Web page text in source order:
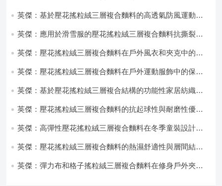
英傑：基於壓花搖粒絨三層複合麵料的高透氣防風運動服
英傑：應用於滑雪服的壓花搖粒絨三層複合麵料抗撕裂與
英傑：壓花搖粒絨三層複合麵料在戶外風衣和夾克中的應
英傑：壓花搖粒絨三層複合麵料在戶外運動服飾中的保暖
英傑：基於壓花搖粒絨三層複合結構的功能性家居紡織品
英傑：壓花搖粒絨三層複合麵料的抗起球性與耐磨性優化
英傑：高彈性壓花搖粒絨三層複合麵料在冬季童裝設計中
英傑：壓花搖粒絨三層複合麵料的熱濕舒適性與層間結合
英傑：彈力布和格子搖粒絨三層複合麵料在修身戶外夾克